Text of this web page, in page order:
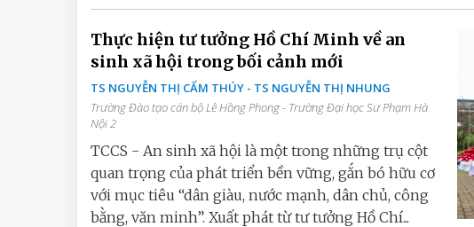
Thực hiện tư tưởng Hồ Chí Minh về an
sinh xã hội trong bối cảnh mới
TS NGUYỄN THỊ CẨM THÚY - TS NGUYỄN THỊ NHUNG
Trường Đào tạo cán bộ Lê Hồng Phong - Trường Đại học Sư Phạm Hà
Nội 2
TCCS - An sinh xã hội là một trong những trụ cột
quan trọng của phát triển bền vững, gắn bó hữu cơ
với mục tiêu “dân giàu, nước mạnh, dân chủ, công
bằng, văn minh”. Xuất phát từ tư tưởng Hồ Chí...